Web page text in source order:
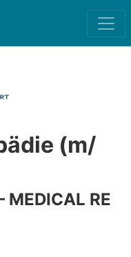
(m/
MEDICAL RE